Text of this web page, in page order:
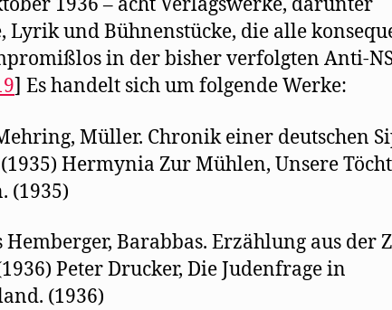
1936 – acht Verlagswerke, darunter
Lyrik und Bühnenstücke, die alle
in der bisher verfolgten Anti-
] Es handelt sich um folgende Werke:
Müller. Chronik einer deutschen
Hermynia Zur Mühlen, Unsere
(1935)
Hemberger, Barabbas. Erzählung aus der
Peter Drucker, Die Judenfrage in
(1936)